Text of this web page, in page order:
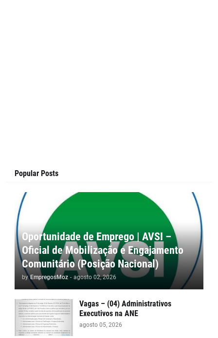
Popular Posts
Oportunidade de Emprego | AVSI –
Oficial de Mobilização e Engajamento
Comunitário (Posição Nacional)
by EmpregosMoz - agosto 02, 2026
Vagas – (04) Administrativos
Executivos na ANE
agosto 05, 2026